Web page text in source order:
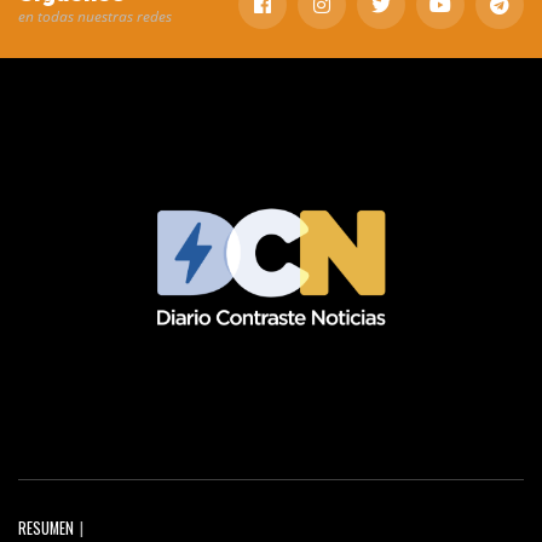
en todas nuestras redes
RESUMEN